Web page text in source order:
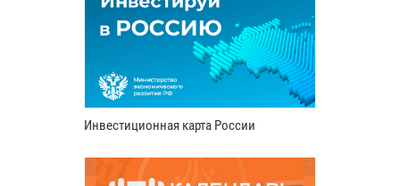
Инвестиционная карта России